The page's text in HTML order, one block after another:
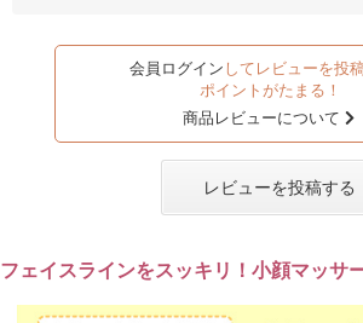
会員ログイン してレビューを投
ポイントがたまる！
商品レビューについて
レビューを投稿する
フェイスラインをスッキリ！小顔マッサ